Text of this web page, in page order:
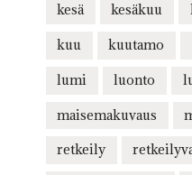
kesä kesäkuu
kuu kuutamo
lumi luonto
maisemakuvaus
retkeily